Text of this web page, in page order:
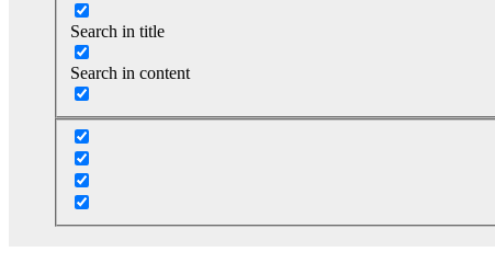
Search in title
Search in content